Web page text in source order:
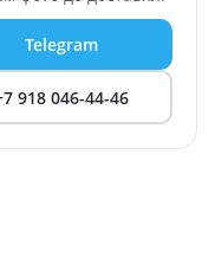
Telegram
918 046-44-46